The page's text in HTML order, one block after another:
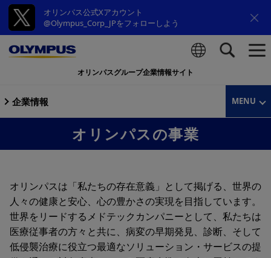
オリンパス公式Xアカウント
@Olympus_Corp_JPをフォローしよう
オリンパスグループ企業情報サイト
企業情報 MENU
オリンパスの事業
オリンパスは「私たちの存在意義」として掲げる、世界の
人々の健康と安心、心の豊かさの実現を目指しています。
世界をリードするメドテックカンパニーとして、私たちは
医療従事者の方々と共に、病変の早期発⾒、診断、そして
低侵襲治療に役立つ最適なソリューション・サービスの提